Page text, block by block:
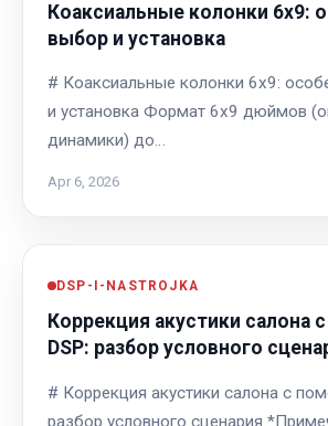
Коаксиальные колонки 6x9:
выбор и установка
# Коаксиальные колонки 6x9:
и установка Формат 6x9 дюймов
динамики) до…
Apr 6, 2026
DSP-I-NASTROJKA
Коррекция акустики
DSP: разбор условного
# Коррекция акустики салона с
разбор условного сценария